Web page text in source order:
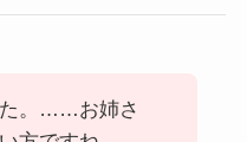
た。……お姉さ